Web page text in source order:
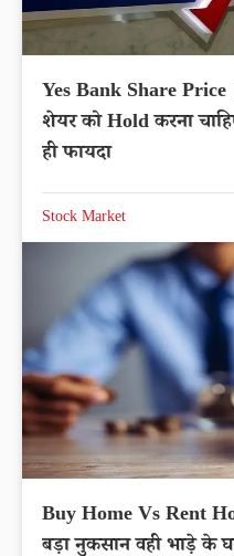
Yes Bank Share
शेयर को Hold करना
ही फायदा
Stock Market
Buy Home Vs Rent
बड़ा नुकसान वही भाड़े के